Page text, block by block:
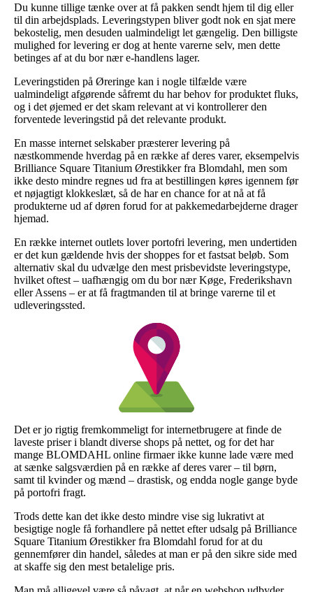
Du kunne tillige tænke over at få pakken sendt hjem til dig eller
til din arbejdsplads. Leveringstypen bliver godt nok en sjat mere
bekostelig, men desuden ualmindeligt let gængelig. Den billigste
mulighed for levering er dog at hente varerne selv, men dette
betinges af at du bor nær e-handlens lager.
Leveringstiden på Øreringe kan i nogle tilfælde være
ualmindeligt afgørende såfremt du har behov for produktet fluks,
og i det øjemed er det skam relevant at vi kontrollerer den
forventede leveringstid på det relevante produkt.
En masse internet selskaber præsterer levering på
næstkommende hverdag på en række af deres varer, eksempelvis
Brilliance Square Titanium Ørestikker fra Blomdahl, men som
ikke desto mindre regnes ud fra at bestillingen køres igennem før
et nøjagtigt klokkeslæt, så de har en chance for at nå at få
produkterne ud af døren forud for at pakkemedarbejderne drager
hjemad.
En række internet outlets lover portofri levering, men undertiden
er det kun gældende hvis der shoppes for et fastsat beløb. Som
alternativ skal du udvælge den mest prisbevidste leveringstype,
hvilket oftest – uafhængig om du bor nær Køge, Frederikshavn
eller Assens – er at få fragtmanden til at bringe varerne til et
udleveringssted.
Det er jo rigtig fremkommeligt for internetbrugere at finde de
laveste priser i blandt diverse shops på nettet, og for det har
mange BLOMDAHL online firmaer ikke kunne lade være med
at sænke salgsværdien på en række af deres varer – til børn,
samt til kvinder og mænd – drastisk, og endda nogle gange byde
på portofri fragt.
Trods dette kan det ikke desto mindre vise sig lukrativt at
besigtige nogle få forhandlere på nettet efter udsalg på Brilliance
Square Titanium Ørestikker fra Blomdahl forud for at du
gennemfører din handel, således at man er på den sikre side med
at skaffe sig den mest betalelige pris.